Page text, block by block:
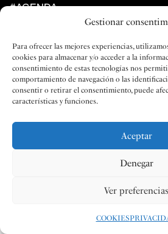
Gestionar
Para ofrecer las mejores experiencias,
cookies para almacenar y/o acceder a la
consentimiento de estas tecnologías nos
comportamiento de navegación o las
consentir o retirar el consentimiento, puede
características y funciones.
Aceptar
Denegar
Ver preferencias
COOKIES
#AGENDA
UN PROYECTO DE LA
DE SOCIEDADES MUSICALES
DE LA COMUNIDAD VALENCIANA
Social Legal
COOKIES